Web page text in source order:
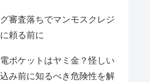
審査落ちでマンモスクレジ
頼る前に
ポケットはヤミ金？怪しい
み前に知るべき危険性を解